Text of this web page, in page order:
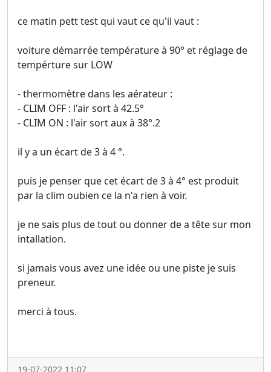
ce matin pett test qui vaut ce qu'il vaut :
voiture démarrée température à 90° et réglage de
tempérture sur LOW
- thermomètre dans les aérateur :
- CLIM OFF : l'air sort à 42.5°
- CLIM ON : l'air sort aux à 38°.2
il y a un écart de 3 à 4 °.
puis je penser que cet écart de 3 à 4° est produit
par la clim oubien ce la n'a rien à voir.
je ne sais plus de tout ou donner de a tête sur mon
intallation.
si jamais vous avez une idée ou une piste je suis
preneur.
merci à tous.
19-07-2022 11:07